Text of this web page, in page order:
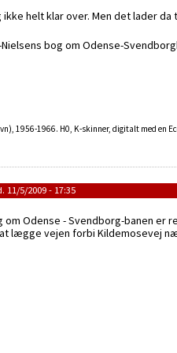
helt klar over. Men det lader
Nielsens bog om Odense-
1956-1966. H0, K-skinner, digitalt med en
11/5/2009 - 17:35
om Odense - Svendborg-banen
lægge vejen forbi Kildemosevej